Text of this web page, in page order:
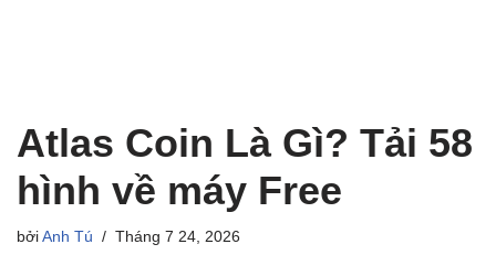
Atlas Coin Là Gì? Tải 58
hình về máy Free
bởi Anh Tú Tháng 7 24, 2026